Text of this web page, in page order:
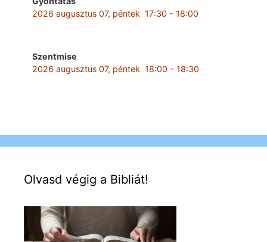
2026 augusztus 07, péntek 17:30 - 18:00
Szentmise
2026 augusztus 07, péntek 18:00 - 18:30
Olvasd végig a Bibliát!